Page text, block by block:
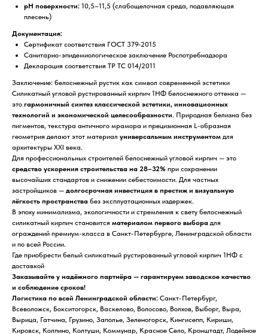
pH поверхности: 10,5–11,5 (слабощелочная среда, подавляющая
плесень)
Документация:
Сертификат соответствия ГОСТ 379-2015
Санитарно-эпидемиологическое заключение Роспотребнадзора
Декларация соответствия ТР ТС 014/2011
Заключение: белоснежный рустик как символ современной эстетики
Силикатный угловой рустированный кирпич 1НФ белоснежного оттенка —
это гармоничный синтез классической эстетики, инновационных
технологий и экономической целесообразности. Природная белизна без
пигментов, текстура античного мрамора и прецизионная L-образная
геометрия делают этот материал универсальным инструментом для
архитектуры XXI века.
Для профессиональных строителей белоснежный угловой кирпич — это
средство ускорения строительства на 28–32% при сохранении
высочайших стандартов и снижении себестоимости. Для частных
застройщиков — долгосрочная инвестиция в престиж и визуальную
лёгкость пространства без эксплуатационных издержек.
В эпоху минимализма, экологичности и стремления к свету белоснежный
силикатный кирпич становится материалом первого выбора для
ограждений премиум-класса в Санкт-Петербурге, Ленинградской области
и по всей России.
Где приобрести белый силикатный рустированный угловой кирпич 1НФ с
доставкой
Заказывайте у надёжного партнёра — гарантируем заводское качество
и соблюдение сроков!
Логистика по всей Ленинградской области: Санкт-Петербург,
Всеволожск, Бокситогорск, Васкелово, Волосово, Волхов, Выборг, Выра,
Вырица, Гатчина, Грузино, Заполье, Зеленогорск, Кингисепп, Кириши,
Кировск, Колпино, Колтуши, Коммунар, Красное Село, Кронштадт, Лодейное